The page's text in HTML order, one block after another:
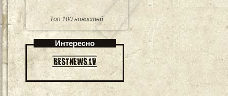
Топ 100 новостей
Интересно